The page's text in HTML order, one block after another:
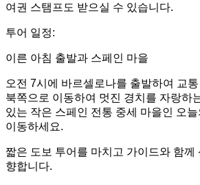
여권 스탬프도 받으실 수 있습니다.
투어 일정:
이른 아침 출발과 스페인 마을
오전 7시에 바르셀로나를 출발하여 교
북쪽으로 이동하여 멋진 경치를 자랑하
있는 작은 스페인 전통 중세 마을인 오
이동하세요.
짧은 도보 투어를 마치고 가이드와 함께
향합니다.